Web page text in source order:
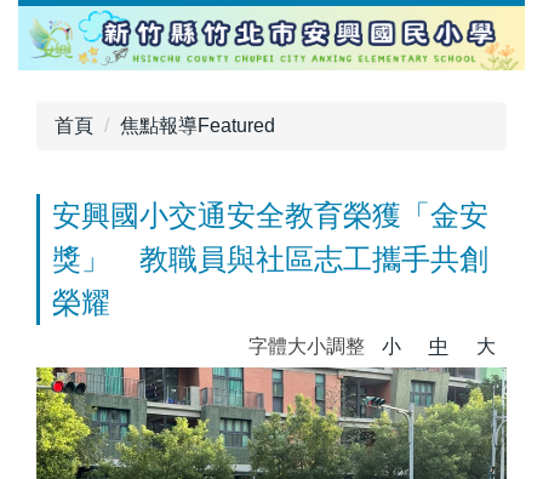
主
首頁 焦點報導Featured
安興國小交通安全教育榮獲「金安
獎」 教職員與社區志工攜手共創
榮耀
字體大小調整 小 中 大